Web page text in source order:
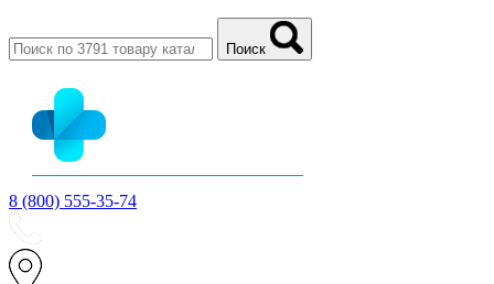
Поиск
8 (800) 555-35-74